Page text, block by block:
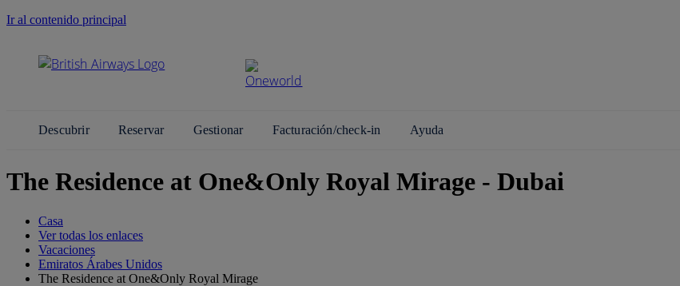
Ir al contenido principal
Descubrir Reservar Gestionar Facturación/check-in Ayuda
The Residence at One&Only Royal Mirage - Dubai
Casa
Ver todas los enlaces
Vacaciones
Emiratos Árabes Unidos
The Residence at One&Only Royal Mirage